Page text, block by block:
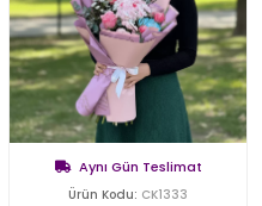
Aynı Gün Teslimat
Ürün Kodu: CK1333